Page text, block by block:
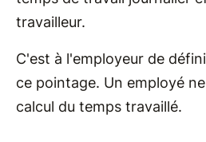
travailleur.
C'est à l'employeur de
ce pointage. Un employé
calcul du temps travaillé.